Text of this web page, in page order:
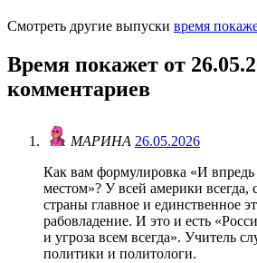
Смотреть другие выпуски время
Время покажет от
комментариев
МАРИНА 26.05.2026
Как вам формулировка «И
местом»? У всей америки всегда,
страны главное и единственное
рабовладение. И это и есть
и угроза всем всегда». Учитель
политики и политологи.